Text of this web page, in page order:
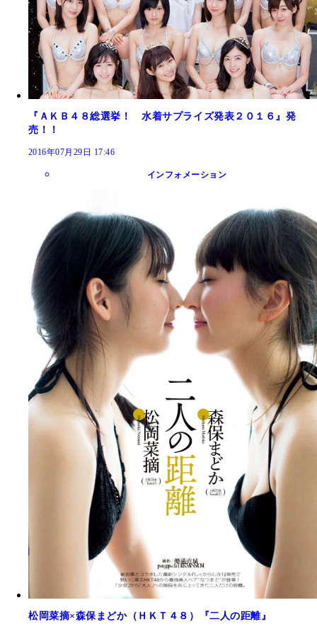
『ＡＫＢ４８総選挙！ 水着サプライズ発表２０１６』発
売！！
2016年07月29日 17:46
インフォメーション
松岡菜摘×森保まどか（ＨＫＴ４８）『二人の距離』